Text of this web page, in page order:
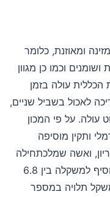
ומאוזנת, כלומר
וכמו כן מגוון
הכללית עולה בזמן
לאכול בשביל שניים,
עולה. על פי המכון
ותקין מוסיפה
ק"ג בזמן ההריון, ואשה שמלכתחילה
מתחילה את ההריון עם עודף משקל תוסיף למשקלה בין 6.8
במשקל תלויה במספר